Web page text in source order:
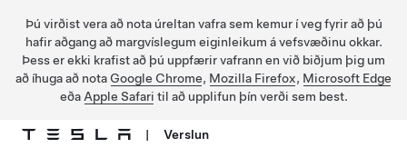
Þú virðist vera að nota úreltan vafra sem kemur í veg fyrir að þú
hafir aðgang að margvíslegum eiginleikum á vefsvæðinu okkar.
Þess er ekki krafist að þú uppfærir vafrann en við biðjum þig um
að íhuga að nota Google Chrome, Mozilla Firefox, Microsoft Edge
eða Apple Safari til að upplifun þín verði sem best.
| Verslun